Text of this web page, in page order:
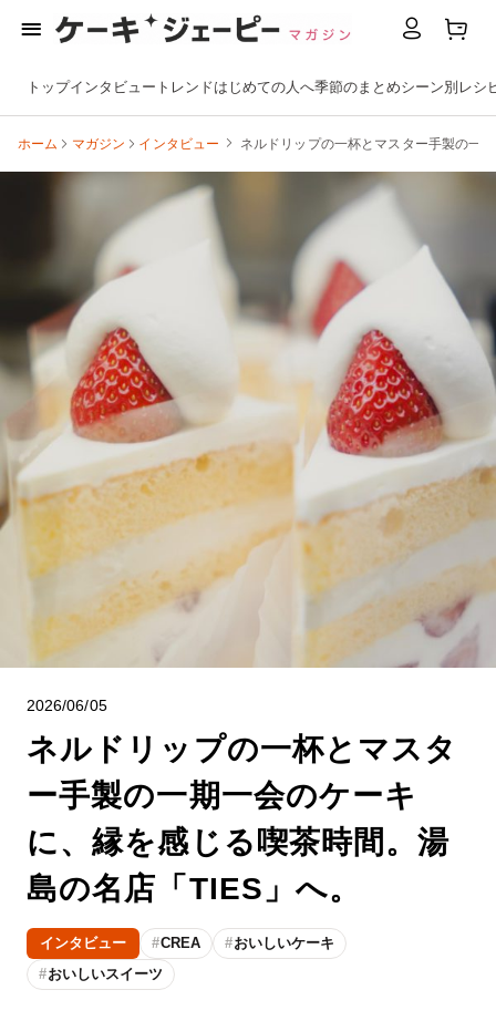
トップインタビュー トレンドはじめての人へ季節のまとめシーン別 レシ
ホーム マガジン インタビュー ネルドリップの一杯とマスター手製の一
2026/06/05
ネルドリップの一杯とマスタ
ー手製の一期一会のケーキ
に、縁を感じる喫茶時間。湯
島の名店「TIES」へ。
インタビュー CREA
おいしいケーキ
おいしいスイーツ